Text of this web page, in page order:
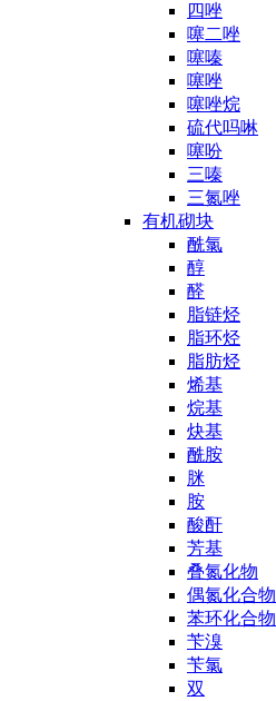
四唑
噻二唑
噻嗪
噻唑
噻唑烷
硫代吗啉
噻吩
三嗪
三氮唑
有机砌块
酰氯
醇
醛
脂链烃
脂环烃
脂肪烃
烯基
烷基
炔基
酰胺
脒
胺
酸酐
芳基
叠氮化物
偶氮化合物
苯环化合物
苄溴
苄氯
双